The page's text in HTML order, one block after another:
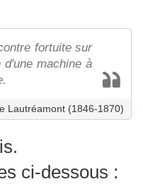
fortuite sur
machine à
Lautréamont (1846-1870)
ci-dessous :